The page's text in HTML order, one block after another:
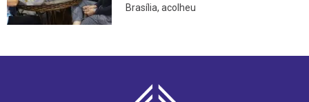
Brasília, acolheu